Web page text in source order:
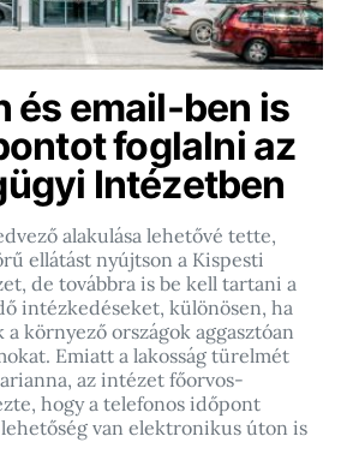
és email-ben is
foglalni az
Intézetben
alakulása lehetővé tette,
ellátást nyújtson a Kispesti
de továbbra is be kell tartani a
intézkedéseket, különösen, ha
környező országok aggasztóan
Emiatt a lakosság türelmét
az intézet főorvos-
hogy a telefonos időpont
van elektronikus úton is